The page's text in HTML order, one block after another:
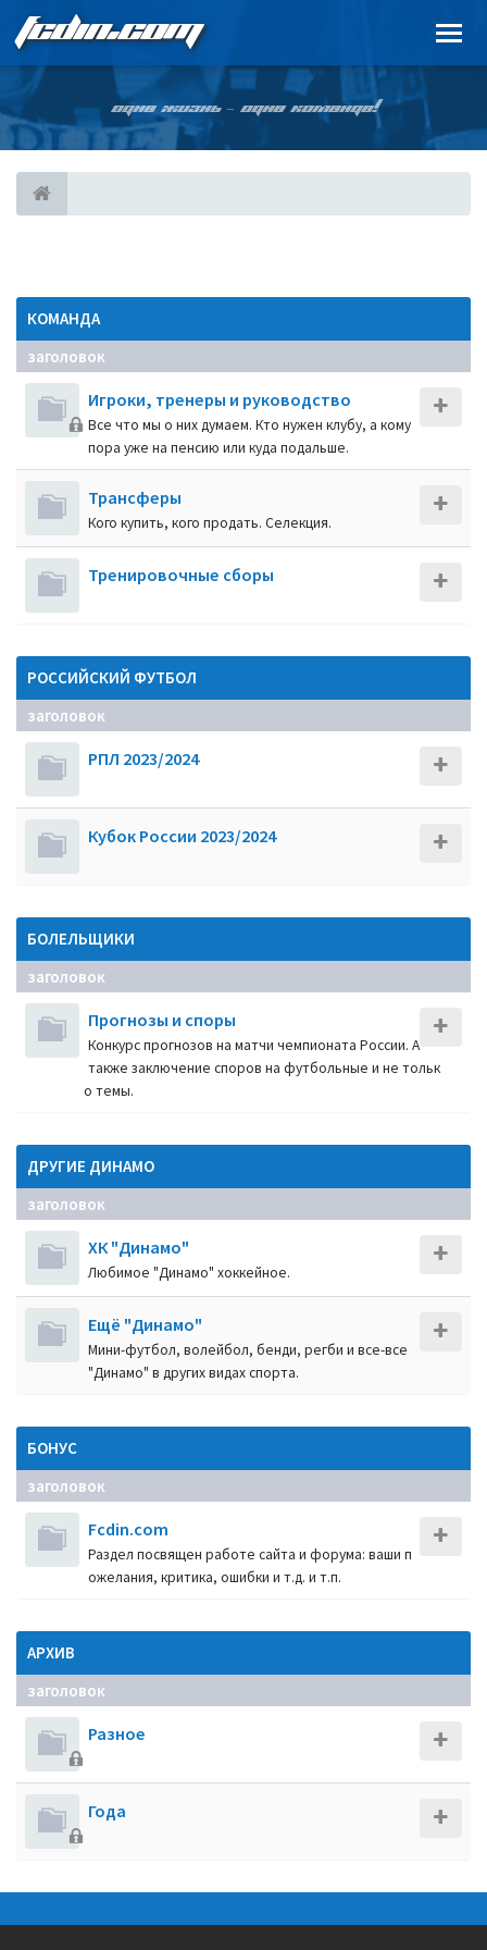
FCDIN.COM
ОДНА ЖИЗНЬ – ОДНА КОМАНДА!
КОМАНДА
заголовок
Игроки, тренеры и руководство
Все что мы о них думаем. Кто нужен клубу, а кому
пора уже на пенсию или куда подальше.
Трансферы
Кого купить, кого продать. Селекция.
Тренировочные сборы
РОССИЙСКИЙ ФУТБОЛ
заголовок
РПЛ 2023/2024
Кубок России 2023/2024
БОЛЕЛЬЩИКИ
заголовок
Прогнозы и споры
Конкурс прогнозов на матчи чемпионата России. А
также заключение споров на футбольные и не тольк
о темы.
ДРУГИЕ ДИНАМО
заголовок
ХК "Динамо"
Любимое "Динамо" хоккейное.
Ещё "Динамо"
Мини-футбол, волейбол, бенди, регби и все-все
"Динамо" в других видах спорта.
БОНУС
заголовок
Fcdin.com
Раздел посвящен работе сайта и форума: ваши п
ожелания, критика, ошибки и т.д. и т.п.
АРХИВ
заголовок
Разное
Года